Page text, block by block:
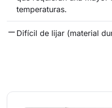
temperaturas.
Difícil de lijar (material